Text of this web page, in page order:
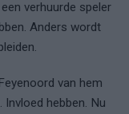
verhuurde speler
Anders wordt
van hem
hebben. Nu